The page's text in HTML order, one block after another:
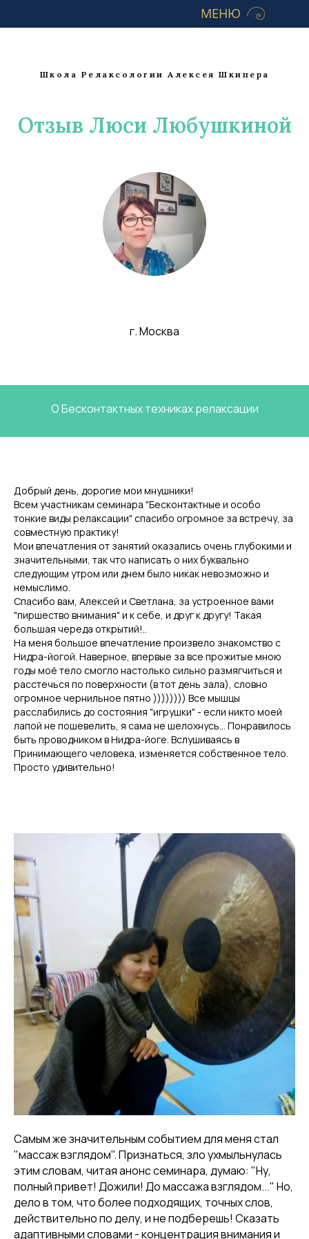
МЕНЮ
Школа Релаксологии Алексея Шкипера
Отзыв Люси Любушкиной
г. Москва
О Бесконтактных техниках релаксации
Добрый день, дорогие мои мнушники!
Всем участникам семинара "Бесконтактные и особо
тонкие виды релаксации" спасибо огромное за встречу, за
совместную практику!
Мои впечатления от занятий оказались очень глубокими и
значительными, так что написать о них буквально
следующим утром или днем было никак невозможно и
немыслимо.
Спасибо вам, Алексей и Светлана, за устроенное вами
"пиршество внимания" и к себе, и друг к другу! Такая
большая череда открытий!..
На меня большое впечатление произвело знакомство с
Нидра-йогой. Наверное, впервые за все прожитые мною
годы моё тело смогло настолько сильно размягчиться и
расстечься по поверхности (в тот день зала), словно
огромное чернильное пятно )))))))) Все мышцы
расслабились до состояния "игрушки" - если никто моей
лапой не пошевелить, я сама не шелохнусь... Понравилось
быть проводником в Нидра-йоге. Вслушиваясь в
Принимающего человека, изменяется собственное тело.
Просто удивительно!
Самым же значительным событием для меня стал
"массаж взглядом". Признаться, зло ухмыльнулась
этим словам, читая анонс семинара, думаю: "Ну,
полный привет! Дожили! До массажа взглядом..." Но,
дело в том, что более подходящих, точных слов,
действительно по делу, и не подберешь! Сказать
адаптивными словами - концентрация внимания и